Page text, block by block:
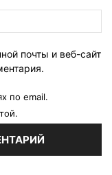
почты и веб-сайт
по email.